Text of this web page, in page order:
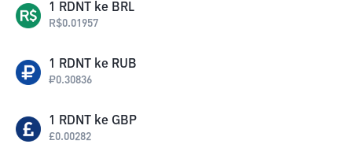
1 RDNT ke BRL
R$0.01957
1 RDNT ke RUB
₽0.30836
1 RDNT ke GBP
£0.00282